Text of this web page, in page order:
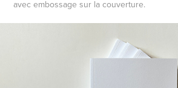
avec embossage sur la couverture.